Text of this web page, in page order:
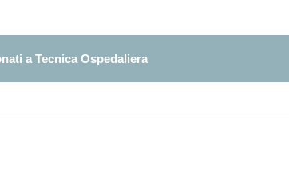
a Tecnica Ospedaliera